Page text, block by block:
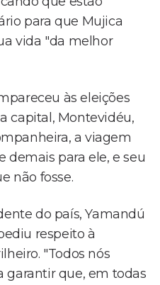
para que Mujica
vida "da melhor
às eleições
capital, Montevidéu,
a viagem
demais para ele, e seu
não fosse.
do país, Yamandú
respeito à
"Todos nós
garantir que, em todas